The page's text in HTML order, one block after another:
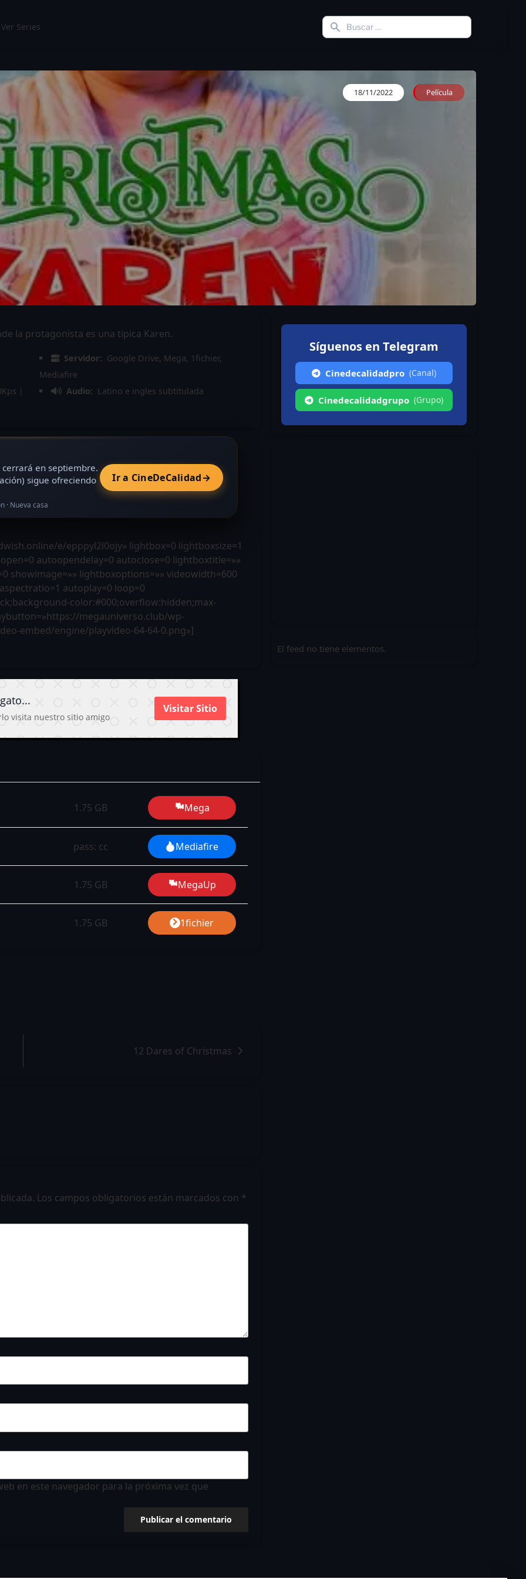
Ver Series
18/11/2022 Película
la protagonista es una típica Karen.
|
Servidor: Google Drive, Mega, 1fichier,
Mediafire
Audio: Latino e ingles subtitulada
en septiembre.
sigue ofreciendo
· Nueva casa
Ir a CineDeCalidad→
e/epppyl2l0ojy» lightbox=0 lightboxsize=1
autoopendelay=0 autoclose=0 lightboxtitle=»»
showimage=»» lightboxoptions=»» videowidth=600
autoplay=0 loop=0
color:#000;overflow:hidden;max-
megauniverso.club/wp-
embed/engine/playvideo-64-64-0.png»]
visita nuestro sitio amigo
Visitar Sitio
1.75 GB Mega
pass: cc Mediafire
1.75 GB MegaUp
1.75 GB 1fichier
12 Dares of Christmas
Los campos obligatorios están marcados con *
en este navegador para la próxima vez que
Síguenos en Telegram
Cinedecalidadpro (Canal)
Cinedecalidadgrupo (Grupo)
El feed no tiene elementos.